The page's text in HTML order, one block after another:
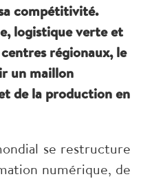
compétitivité.
logistique verte et
régionaux, le
un maillon
de la production en
se restructure
numérique, de